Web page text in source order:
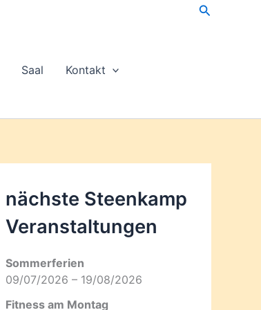
Suchen
Saal Kontakt
nächste Steenkamp
Veran­staltungen
Sommerferien
09/07/2026 – 19/08/2026
Fitness am Montag